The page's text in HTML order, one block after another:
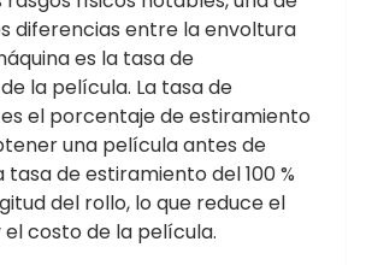
diferencias entre la envoltura
es la tasa de
la película. La tasa de
el porcentaje de estiramiento
una película antes de
tasa de estiramiento del 100 %
del rollo, lo que reduce el
costo de la película.